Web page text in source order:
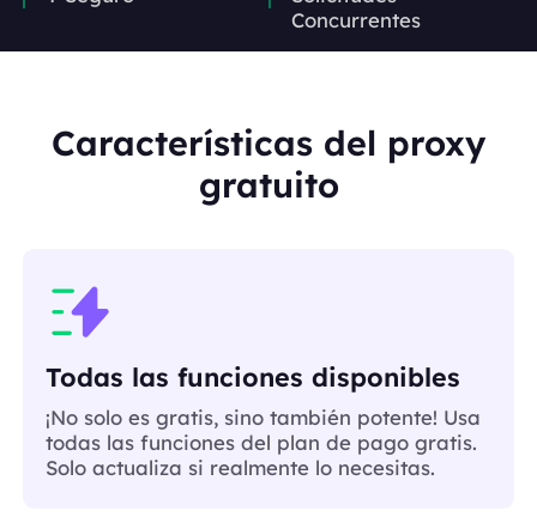
Concurrentes
Características del proxy
gratuito
Todas las funciones disponibles
¡No solo es gratis, sino también potente! Usa
todas las funciones del plan de pago gratis.
Solo actualiza si realmente lo necesitas.